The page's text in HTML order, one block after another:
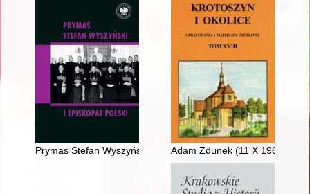
Prymas Stefan Wyszyński a duszpasterstwo emigracyjne
Adam Zdunek (11 X 1967 - 29